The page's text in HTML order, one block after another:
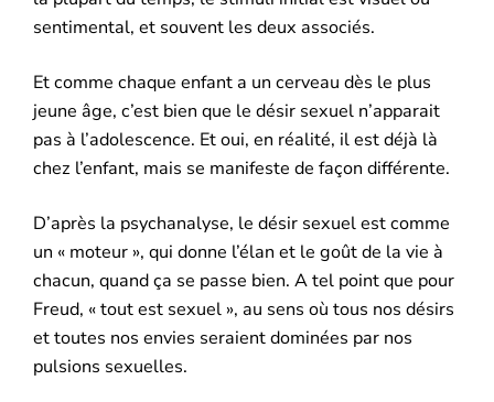
sentimental, et souvent les deux associés.
Et comme chaque enfant a un cerveau dès le plus
jeune âge, c’est bien que le désir sexuel n’apparait
pas à l’adolescence. Et oui, en réalité, il est déjà là
chez l’enfant, mais se manifeste de façon différente.
D’après la psychanalyse, le désir sexuel est comme
un « moteur », qui donne l’élan et le goût de la vie à
chacun, quand ça se passe bien. A tel point que pour
Freud, « tout est sexuel », au sens où tous nos désirs
et toutes nos envies seraient dominées par nos
pulsions sexuelles.